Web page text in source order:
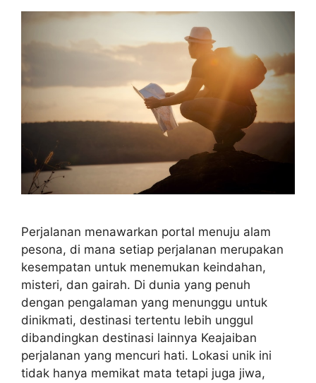
Perjalanan menawarkan portal menuju alam
pesona, di mana setiap perjalanan merupakan
kesempatan untuk menemukan keindahan,
misteri, dan gairah. Di dunia yang penuh
dengan pengalaman yang menunggu untuk
dinikmati, destinasi tertentu lebih unggul
dibandingkan destinasi lainnya Keajaiban
perjalanan yang mencuri hati. Lokasi unik ini
tidak hanya memikat mata tetapi juga jiwa,